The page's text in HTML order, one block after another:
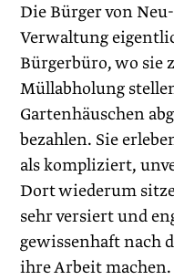
Die Bürger von
Verwaltung
Bürgerbüro, wo sie
Müllabholung
Gartenhäuschen
bezahlen. Sie
als kompliziert,
Dort wiederum
sehr versiert und
gewissenhaft nach
ihre Arbeit